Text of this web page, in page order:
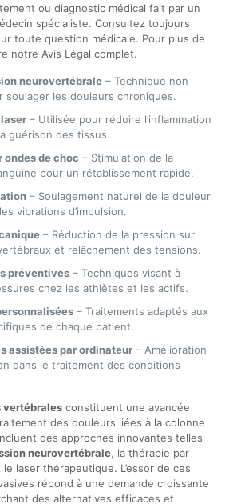
ou diagnostic médical fait par un
spécialiste. Consultez toujours
toute question médicale. Pour plus de
notre Avis Légal complet.
neurovertébrale– Technique non
soulager les douleurs chroniques.
– Utilisée pour réduire l’inflammation
guérison des tissus.
ondes de choc – Stimulation de la
pour un rétablissement rapide.
– Soulagement naturel de la douleur
vibrations d’impulsion.
– Réduction de la pression sur
et relâchement des tensions.
préventives– Techniques visant à
chez les athlètes et les actifs.
– Traitements adaptés aux
de chaque patient.
assistées par ordinateur– Amélioration
dans le traitement des conditions
vertébralesconstituent une avancée
des douleurs liées à la colonne
des approches innovantes telles
neurovertébrale, la thérapie par
laser thérapeutique. L’essor de ces
répond à une demande croissante
des alternatives efficaces et